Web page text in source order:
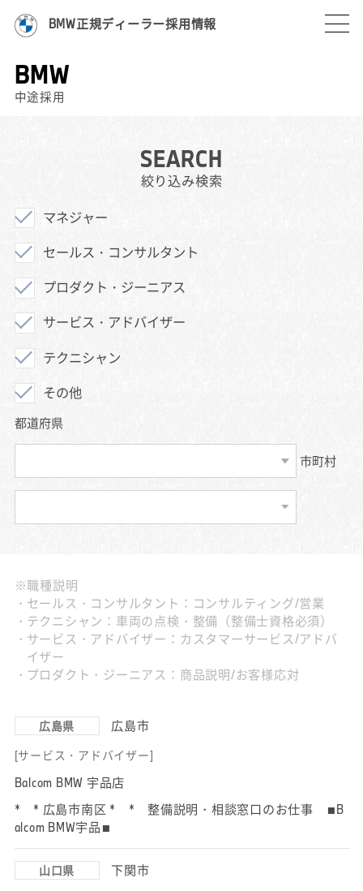
BMW正規ディーラー採用情報
BMW
中途採用
SEARCH
絞り込み検索
マネジャー
セールス・コンサルタント
プロダクト・ジーニアス
サービス・アドバイザー
テクニシャン
その他
都道府県
市町村
※職種説明
セールス・コンサルタント：コンサルティング/営業
テクニシャン：車両の点検・整備（整備士資格必須）
サービス・アドバイザー：カスタマーサービス/アドバ
イザー
プロダクト・ジーニアス：商品説明/お客様応対
広島県 広島市
[サービス・アドバイザー]
Balcom BMW 宇品店
* * 広島市南区 * * 整備説明・相談窓口のお仕事 ■B
alcom BMW宇品■
山口県 下関市